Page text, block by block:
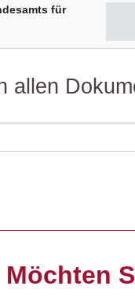
für
allen
Möchten